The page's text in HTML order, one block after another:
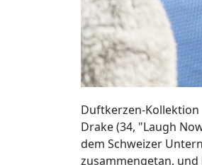
Duftkerzen-Kollektion
Drake (34, "Laugh
dem Schweizer
zusammengetan,